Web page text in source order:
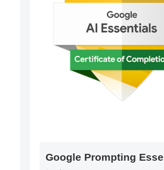
Google Prompting